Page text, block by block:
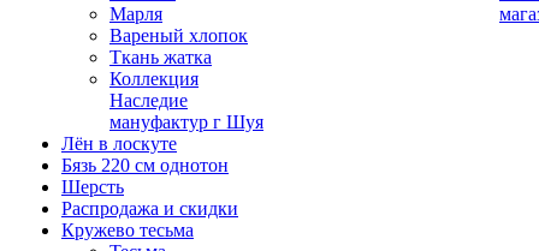
Марля
Вареный хлопок
Ткань жатка
Коллекция
Наследие
мануфактур г Шуя
Лён в лоскуте
Бязь 220 см однотон
Шерсть
Распродажа и скидки
Кружево тесьма